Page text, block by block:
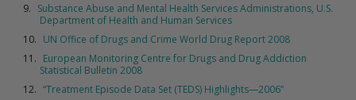
Substance Abuse and Mental Health Services Administrations, U.S.
Department of Health and Human Services
UN Office of Drugs and Crime World Drug Report 2008
European Monitoring Centre for Drugs and Drug Addiction
Statistical Bulletin 2008
“Treatment Episode Data Set (TEDS) Highlights—2006”